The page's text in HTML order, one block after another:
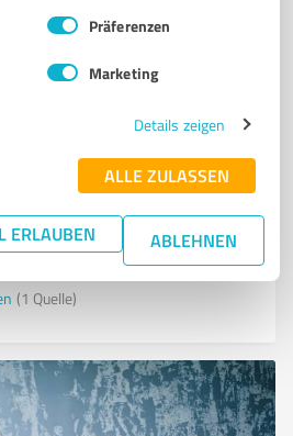
Präferenzen
Marketing
Details zeigen
ALLE ZULASSEN
ERLAUBEN ABLEHNEN
LEBENSQUALITÄT
Dillenburg‭
(1 Quelle)